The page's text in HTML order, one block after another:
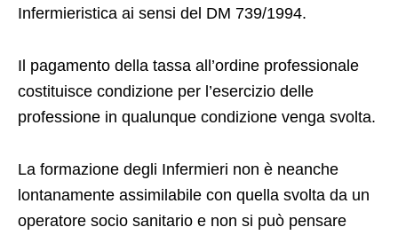
Infermieristica ai sensi del DM 739/1994.
Il pagamento della tassa all’ordine professionale
costituisce condizione per l’esercizio delle
professione in qualunque condizione venga svolta.
La formazione degli Infermieri non è neanche
lontanamente assimilabile con quella svolta da un
operatore socio sanitario e non si può pensare